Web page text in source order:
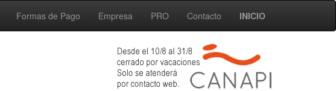
Formas de Pago Empresa PRO Contacto INICIO